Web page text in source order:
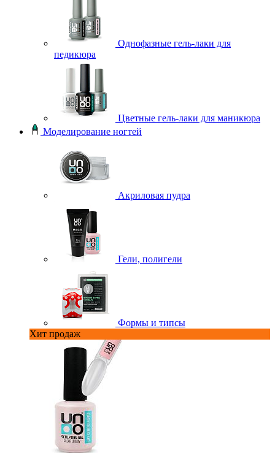
Однофазные гель-лаки для
педикюра
Цветные гель-лаки для маникюра
Моделирование ногтей
Акриловая пудра
Гели, полигели
Формы и типсы
Хит продаж